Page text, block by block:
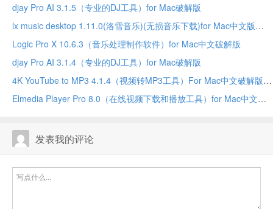
djay Pro AI 3.1.5（专业的DJ工具）for Mac破解版
lx music desktop 1.11.0(洛雪音乐)(无损音乐下载)for Mac中文版
Logic Pro X 10.6.3（音乐处理制作软件）for Mac中文破解版
djay Pro AI 3.1.4（专业的DJ工具）for Mac破解版
4K YouTube to MP3 4.1.4（视频转MP3工具）For Mac中文破解版
Elmedia Player Pro 8.0（在线视频下载和播放工具）for Mac中文破解版
发表我的评论